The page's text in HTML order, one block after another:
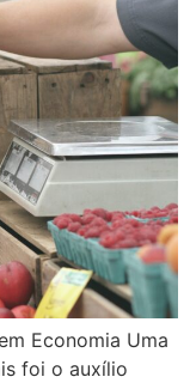
Economia Uma
foi o auxílio